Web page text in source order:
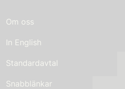
Om oss
In English
Standardavtal
Snabblänkar